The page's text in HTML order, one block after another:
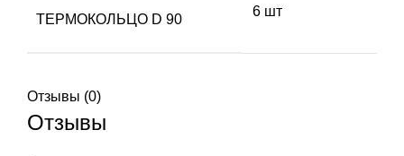
ТЕРМОКОЛЬЦО D 90
6 шт
Отзывы (0)
Отзывы